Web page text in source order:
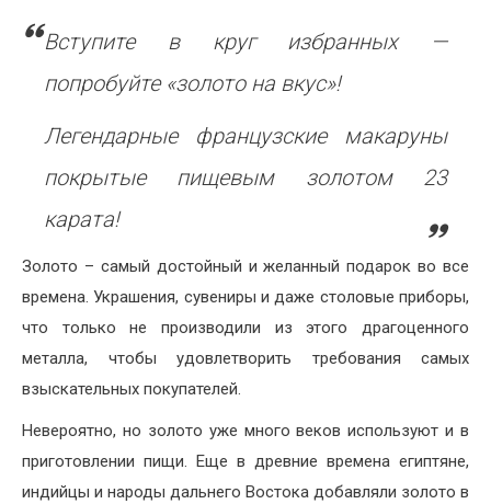
Хобби
Красота
Недвижимость
Вступите в круг избранных —
попробуйте «золото на вкус»!
Легендарные французские макаруны
покрытые пищевым золотом 23
карата!
Золото – самый достойный и желанный подарок во все
времена. Украшения, сувениры и даже столовые приборы,
что только не производили из этого драгоценного
металла, чтобы удовлетворить требования самых
взыскательных покупателей.
Невероятно, но золото уже много веков используют и в
приготовлении пищи. Еще в древние времена египтяне,
индийцы и народы дальнего Востока добавляли золото в